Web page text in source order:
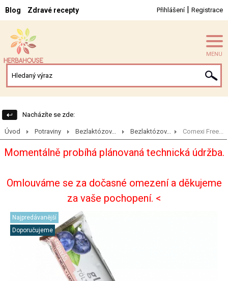
Blog Zdravé recepty Přihlášení| Registrace
MENU
Nacházíte se zde:
Úvod Potraviny Bezlaktózov... Bezlaktózov... Cornexi Free...
Momentálně probíhá plánovaná technická údržba.
Omlouváme se za dočasné omezení a děkujeme
za vaše pochopení. <
Najpredávanější
Doporučujeme